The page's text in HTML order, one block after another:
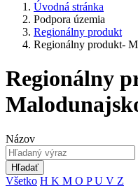
Úvodná stránka
Podpora územia
Regionálny produkt
Regionálny produkt-
Regionálny
Názov
Hľadať
Všetko H K M O PU V Z